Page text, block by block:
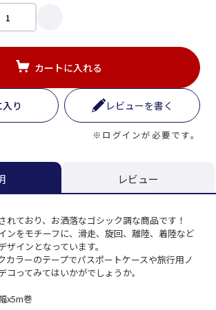
カートに入れる
り レビューを書く
※ログインが必要です。
レビュー
れており、お洒落なゴシック調な商品です！
ンをモチーフに、滑走、旋回、離陸、着陸など
ザインとなっています。
カラーのテープでパスポートケースや旅行用ノ
コってみてはいかがでしょうか。
x5m巻